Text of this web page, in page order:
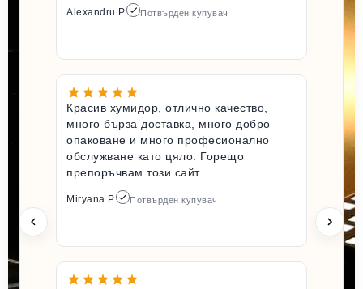
Alexandru P. Потвърден купувач
Красив хумидор, отлично качество,
много бърза доставка, много добро
опаковане и много професионално
обслужване като цяло. Горещо
препоръчвам този сайт.
Miryana P. Потвърден купувач